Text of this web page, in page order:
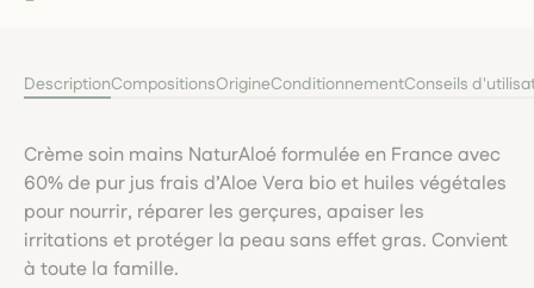
DescriptionCompositionsOrigineConditionnementConseils
Crème soin mains NaturAloé formulée en France avec
60% de pur jus frais d’Aloe Vera bio et huiles végétales
pour nourrir, réparer les gerçures, apaiser les
irritations et protéger la peau sans effet gras. Convient
à toute la famille.